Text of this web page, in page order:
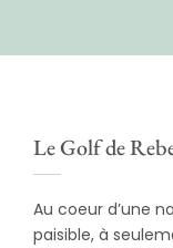
Le Golf de
Au coeur d’une
paisible, à